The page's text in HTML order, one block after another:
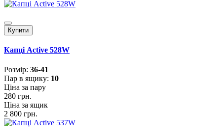
Купити
Капці Active 528W
Розмiр: 36-41
Пар в ящику: 10
Ціна за пару
280 грн.
Ціна за ящик
2 800 грн.